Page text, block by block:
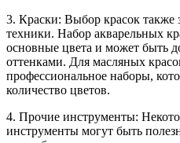
3. Краски: Выбор красок также
техники. Набор акварельных
основные цвета и может быть
оттенками. Для масляных
профессиональное наборы,
количество цветов.
4. Прочие инструменты:
инструменты могут быть